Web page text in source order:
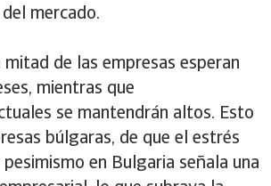
mercado.
de las empresas esperan
mientras que
se mantendrán altos. Esto
búlgaras, de que el estrés
en Bulgaria señala una